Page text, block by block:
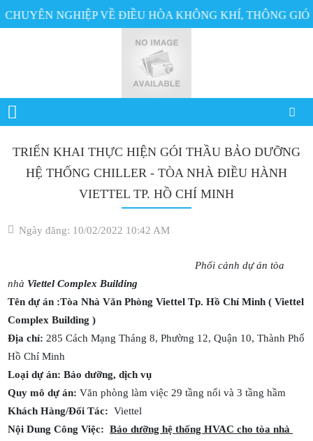
NGHIỆP VỀ ĐIỀU HÒA KHÔNG KHÍ, THÔNG GIÓ
TRIỂN KHAI THỰC HIỆN GÓI THẦU BẢO DƯỠNG
HỆ THỐNG CHILLER - TÒA NHÀ ĐIỀU HÀNH
VIETTEL TP. HỒ CHÍ MINH
Ngày đăng: 10/02/2022 10:42 AM
Phối cảnh dự án tòa
nhà Viettel Complex Building
Tên dự án :Tòa Nhà Văn Phòng Viettel Tp. Hồ Chí Minh ( Viettel
Complex Building )
Địa chỉ: 285 Cách Mạng Tháng 8, Phường 12, Quận 10, Thành Phố
Hồ Chí Minh
Loại dự án: Bảo dưỡng, dịch vụ
Quy mô dự án:Văn phòng làm việc 29 tầng nổi và 3 tầng hầm
Khách Hàng/Đối Tác: Viettel
Nội Dung Công Việc:Bảo dưỡng hệ thống HVAC cho tòa nhà